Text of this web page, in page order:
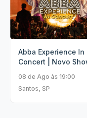
Abba Experience In
Concert | Novo
08 de Ago às 19:00
Santos, SP